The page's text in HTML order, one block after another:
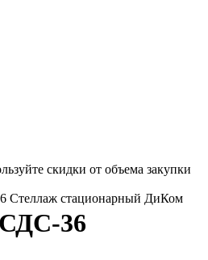
скидки от объема закупки
Стеллаж стационарный ДиКом
36